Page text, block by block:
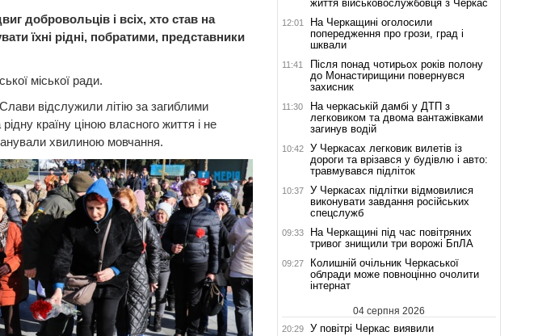
добровольців і всіх, хто став на
їхні рідні, побратими, представники
міської ради.
відслужили літію за загиблими
країну ціною власного життя і не
хвилиною мовчання.
життя військовослужбовця з Черкас
12:01
На Черкащині оголосили
попередження про грози, град і
шквали
11:41
Після понад чотирьох років полону
до Монастирищини повернувся
захисник
11:30
На черкаській дамбі у ДТП з
легковиком та двома вантажівками
загинув водій
10:42
У Черкасах легковик вилетів із
дороги та врізався у будівлю і авто:
травмувався підліток
10:37
У Черкасах підлітки відмовилися
виконувати завдання російських
спецслужб
09:33
На Черкащині під час повітряних
тривог знищили три ворожі БпЛА
09:27
Колишній очільник Черкаської
облради може повноцінно очолити
інтернат
04 серпня 2026
20:29
У повітрі Черкас виявили